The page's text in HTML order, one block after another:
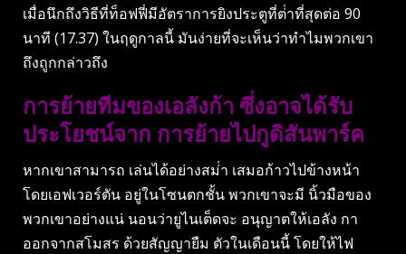
เมื่อนึกถึงวิธีที่ท็อฟฟี่มีอัตราการยิงประตูที่ต่ําที่สุดต่อ 90
นาที (17.37) ในฤดูกาลนี้ มันง่ายที่จะเห็นว่าทําไมพวกเขา
ถึงถูกกล่าวถึง
การย้ายทีมของเอลังก้า ซึ่งอาจได้รับ
ประโยชน์จาก การย้ายไปกูดิสันพาร์ค
หากเขาสามารถ เล่นได้อย่างสม่ํา เสมอก้าวไปข้างหน้า
โดยเอฟเวอร์ตัน อยู่ในโซนตกชั้น พวกเขาจะมี นิ้วมือของ
พวกเขาอย่างแน่ นอนว่ายูไนเต็ดจะ อนุญาตให้เอลัง กา
ออกจากสโมสร ด้วยสัญญายืม ตัวในเดือนนี้ โดยให้ไฟ